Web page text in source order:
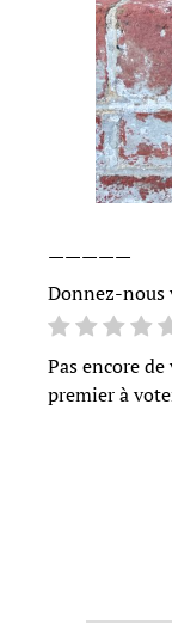
—————
Donnez-nous
Pas encore
premier à